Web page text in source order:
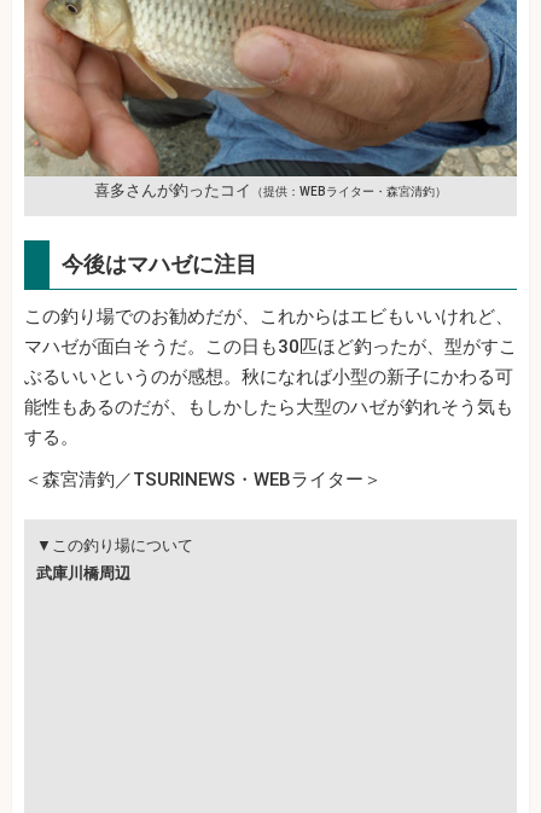
喜多さんが釣ったコイ （提供：WEBライター・森宮清釣）
今後はマハゼに注目
この釣り場でのお勧めだが、これからはエビもいいけれど、
マハゼが面白そうだ。この日も30匹ほど釣ったが、型がすこ
ぶるいいというのが感想。秋になれば小型の新子にかわる可
能性もあるのだが、もしかしたら大型のハゼが釣れそう気も
する。
＜森宮清釣／TSURINEWS・WEBライター＞
▼この釣り場について
武庫川橋周辺